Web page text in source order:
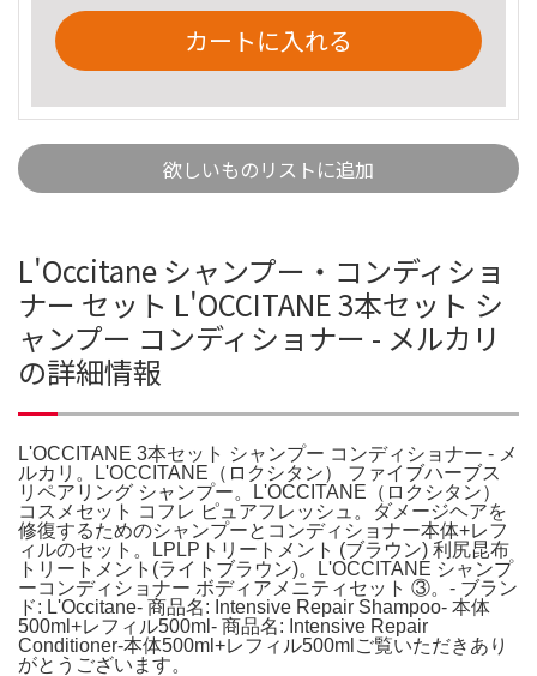
カートに入れる
欲しいものリストに追加
L'Occitane シャンプー・コンディショ
ナー セット L'OCCITANE 3本セット シ
ャンプー コンディショナー - メルカリ
の詳細情報
L'OCCITANE 3本セット シャンプー コンディショナー - メ
ルカリ。L'OCCITANE（ロクシタン） ファイブハーブス
リペアリング シャンプー。L'OCCITANE（ロクシタン）
コスメセット コフレ ピュアフレッシュ。ダメージヘアを
修復するためのシャンプーとコンディショナー本体+レフ
ィルのセット。LPLPトリートメント (ブラウン) 利尻昆布
トリートメント(ライトブラウン)。L'OCCITANE シャンプ
ーコンディショナー ボディアメニティセット ③。- ブラン
ド: L'Occitane- 商品名: Intensive Repair Shampoo- 本体
500ml+レフィル500ml- 商品名: Intensive Repair
Conditioner-本体500ml+レフィル500mlご覧いただきあり
がとうございます。